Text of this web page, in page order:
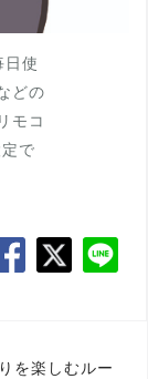
使
どの
モコ
で
を楽しむルー